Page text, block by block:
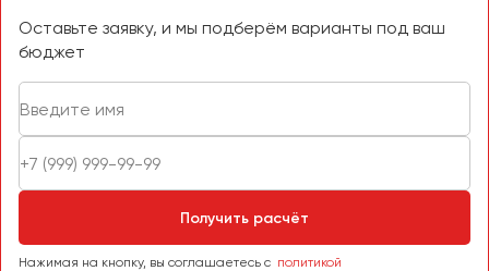
Оставьте заявку, и мы подберём варианты под ваш
бюджет
Получить расчёт
Нажимая на кнопку, вы соглашаетесь с политикой